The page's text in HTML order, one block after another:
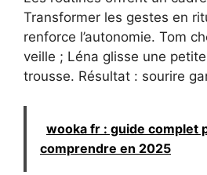
Transformer les gestes en
renforce l’autonomie. Tom
veille ; Léna glisse une
trousse. Résultat : sourire
wooka fr : guide complet
comprendre en 2025